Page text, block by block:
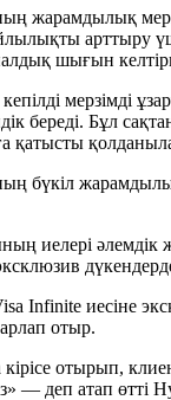
жарамдылық
арттыру
шығын
мерзімді
береді. Бұл
қатысты
бүкіл
иелері
Infinite иесіне
отыр.
отырып,
— деп атап өтті